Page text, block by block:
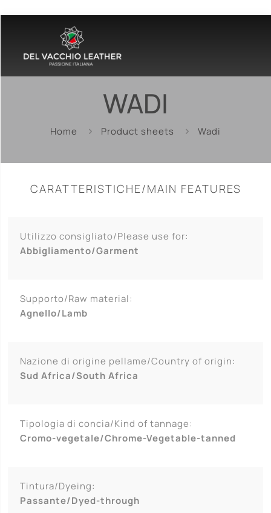
WADI
Home Product sheets Wadi
CARATTERISTICHE/MAIN FEATURES
Utilizzo consigliato/Please use for:
Abbigliamento/Garment
Supporto/Raw material:
Agnello/Lamb
Nazione di origine pellame/Country of origin:
Sud Africa/South Africa
Tipologia di concia/Kind of tannage:
Cromo-vegetale/Chrome-Vegetable-tanned
Tintura/Dyeing:
Passante/Dyed-through